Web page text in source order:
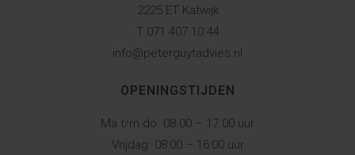
2225 ET Katwijk
T 071 407 10 44
info@peterguytadvies.nl
OPENINGSTIJDEN
Ma t/m do: 08.00 – 17.00 uur
Vrijdag: 08:00 – 16:00 uur